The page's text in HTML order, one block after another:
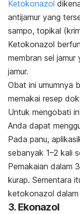
Ketokonazol
antijamur yang
sampo, topikal
Ketokonazol
membran sel
jamur.
Obat ini umumnya
memakai resep
Untuk mengobati
Anda dapat
Pada panu,
sebanyak 1–2 kali
Pemakaian dalam
kurap. Sementara
ketokonazol dalam
3. Ekonazol